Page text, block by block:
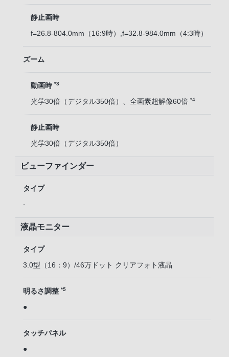
静止画時
f=26.8-804.0mm（16:9時）,f=32.8-984.0mm（4:3時）
ズーム
動画時 *3
光学30倍（デジタル350倍）、全画素超解像60倍 *4
静止画時
光学30倍（デジタル350倍）
ビューファインダー
タイプ
-
液晶モニター
タイプ
3.0型（16：9）/46万ドット クリアフォト液晶
明るさ調整 *5
●
タッチパネル
●